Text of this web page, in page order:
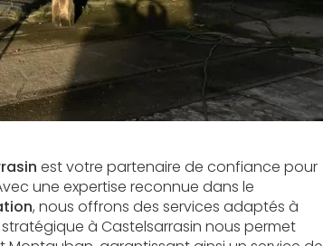
est votre partenaire de confiance pour
une expertise reconnue dans le
, nous offrons des services adaptés à
à Castelsarrasin nous permet